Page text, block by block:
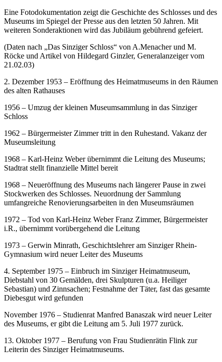
Eine Fotodokumentation zeigt die Geschichte des Schlosses und des
Museums im Spiegel der Presse aus den letzten 50 Jahren. Mit
weiteren Sonderaktionen wird das Jubiläum gebührend gefeiert.
(Daten nach „Das Sinziger Schloss“ von A.Menacher und M.
Röcke und Artikel von Hildegard Ginzler, Generalanzeiger vom
21.02.03)
2. Dezember 1953 – Eröffnung des Heimatmuseums in den Räumen
des alten Rathauses
1956 – Umzug der kleinen Museumsammlung in das Sinziger
Schloss
1962 – Bürgermeister Zimmer tritt in den Ruhestand. Vakanz der
Museumsleitung
1968 – Karl-Heinz Weber übernimmt die Leitung des Museums;
Stadtrat stellt finanzielle Mittel bereit
1968 – Neueröffnung des Museums nach längerer Pause in zwei
Stockwerken des Schlosses. Neuordnung der Sammlung
umfangreiche Renovierungsarbeiten in den Museumsräumen
1972 – Tod von Karl-Heinz Weber Franz Zimmer, Bürgermeister
i.R., übernimmt vorübergehend die Leitung
1973 – Gerwin Minrath, Geschichtslehrer am Sinziger Rhein-
Gymnasium wird neuer Leiter des Museums
4. September 1975 – Einbruch im Sinziger Heimatmuseum,
Diebstahl von 30 Gemälden, drei Skulpturen (u.a. Heiliger
Sebastian) und Zinnsachen; Festnahme der Täter, fast das gesamte
Diebesgut wird gefunden
November 1976 – Studienrat Manfred Banaszak wird neuer Leiter
des Museums, er gibt die Leitung am 5. Juli 1977 zurück.
13. Oktober 1977 – Berufung von Frau Studienrätin Flink zur
Leiterin des Sinziger Heimatmuseums.